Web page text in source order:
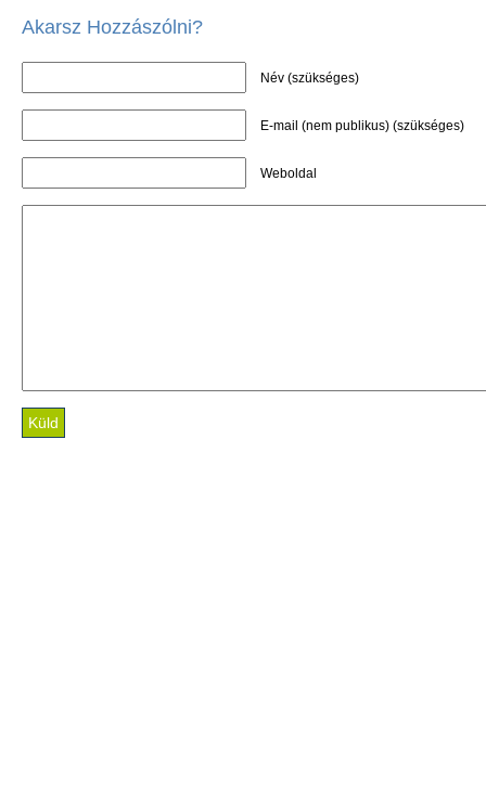
Akarsz Hozzászólni?
Név (szükséges)
E-mail (nem publikus) (szükséges)
Weboldal